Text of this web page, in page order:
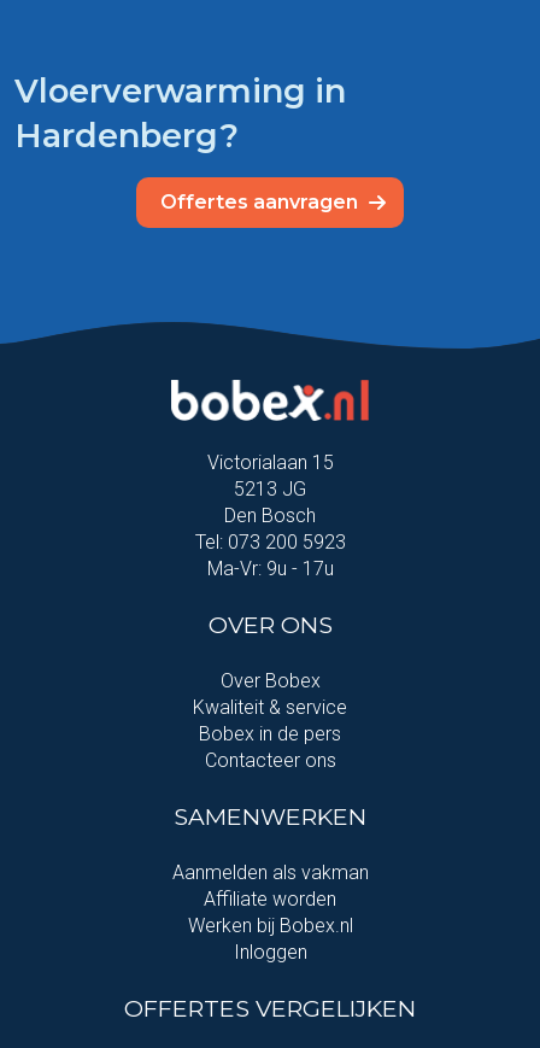
Vloerverwarming in
Hardenberg?
Offertes aanvragen
Victorialaan 15
5213 JG
Den Bosch
Tel: 073 200 5923
Ma-Vr: 9u - 17u
OVER ONS
Over Bobex
Kwaliteit & service
Bobex in de pers
Contacteer ons
SAMENWERKEN
Aanmelden als vakman
Affiliate worden
Werken bij Bobex.nl
Inloggen
OFFERTES VERGELIJKEN